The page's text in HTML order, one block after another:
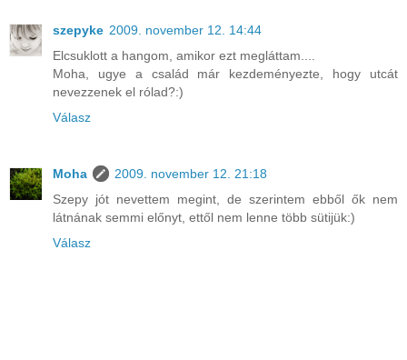
szepyke 2009. november 12. 14:44
Elcsuklott a hangom, amikor ezt megláttam....
Moha, ugye a család már kezdeményezte, hogy utcát
nevezzenek el rólad?:)
Válasz
Moha
2009. november 12. 21:18
Szepy jót nevettem megint, de szerintem ebből ők nem
látnának semmi előnyt, ettől nem lenne több sütijük:)
Válasz